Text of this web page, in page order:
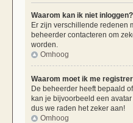
Waarom kan ik niet inloggen?
Er zijn verschillende redenen
beheerder contacteren om
worden.
Omhoog
Waarom moet ik me
De beheerder heeft bepaald
kan je bijvoorbeeld een
dus we raden het zeker aan!
Omhoog